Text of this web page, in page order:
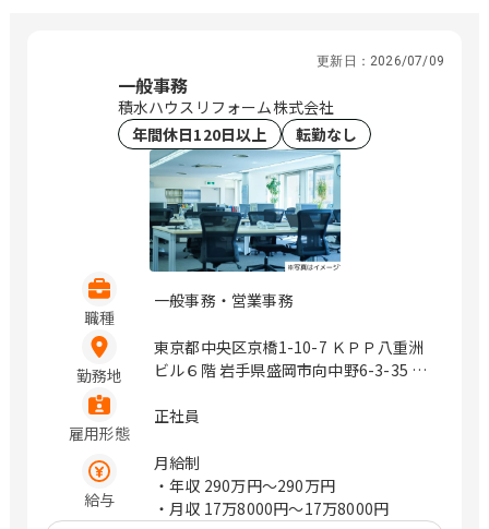
更新日： 2026/07/09
一般事務
積水ハウスリフォーム株式会社
年間休日120日以上
転勤なし
職種
一般事務・営業事務
勤務地
東京都中央区京橋1-10-7 ＫＰＰ八重洲
ビル６階 岩手県盛岡市向中野6-3-35 青
設内1Ｆ 秋田県秋田市広面字板橋添17-1
泉区明通3-15-2 積水ハウス建設東北
(株)2F 山形県山形市白山1-3-9 積水ハウ
ス建設東北(株)山形事務所内 福島県郡山
雇用形態
正社員
給与
月給制
・年収 290万円〜290万円
・月収 17万8000円〜17万8000円